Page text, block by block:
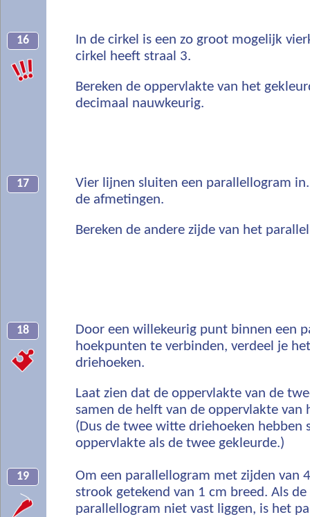
16
In de cirkel is een zo groot mogelijk
cirkel heeft straal 3.
Bereken de oppervlakte van het
decimaal nauwkeurig.
17
Vier lijnen sluiten een parallellogram
de afmetingen.
Bereken de andere zijde van het
18
Door een willekeurig punt binnen een
hoekpunten te verbinden, verdeel je
driehoeken.
Laat zien dat de oppervlakte van de
samen de helft van de oppervlakte van
(Dus de twee witte driehoeken hebben
oppervlakte als de twee gekleurde.)
19
Om een parallellogram met zijden van
strook getekend van 1 cm breed. Als
parallellogram niet vast liggen, is het